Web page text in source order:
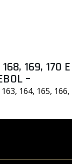
169, 170
–
164, 165, 166,